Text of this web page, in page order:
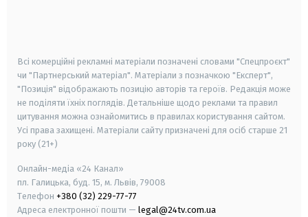
Всі комерційні рекламні матеріали позначені словами "Спецпроєкт"
чи "Партнерський матеріал". Матеріали з позначкою "Експерт",
"Позиція" відображають позицію авторів та героїв. Редакція може
не поділяти їхніх поглядів. Детальніше щодо реклами та правил
цитування можна ознайомитись в правилах користування сайтом.
Усі права захищені. Матеріали сайту призначені для осіб старше 21
року (21+)
Онлайн-медіа «24 Канал»
пл. Галицька, буд. 15, м. Львів, 79008
Телефон +380 (32) 229-77-77
Адреса електронної пошти — legal@24tv.com.ua